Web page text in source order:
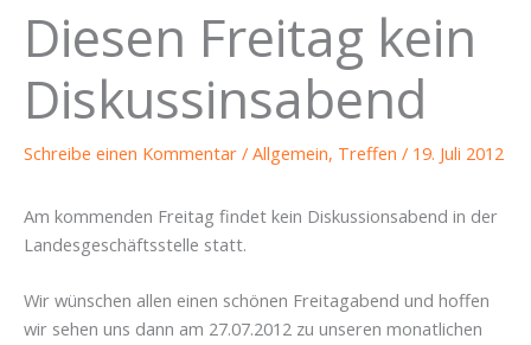
Diesen Freitag kein
Diskussinsabend
Schreibe einen Kommentar / Allgemein, Treffen / 19. Juli 2012
Am kommenden Freitag findet kein Diskussionsabend in der
Landesgeschäftsstelle statt.
Wir wünschen allen einen schönen Freitagabend und hoffen
wir sehen uns dann am 27.07.2012 zu unseren monatlichen